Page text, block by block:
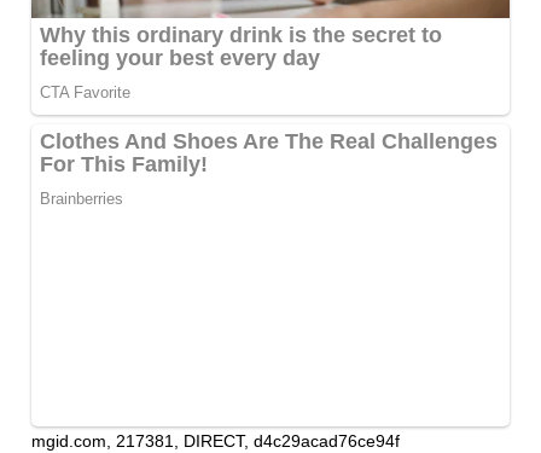
mgid.com, 217381, DIRECT, d4c29acad76ce94f